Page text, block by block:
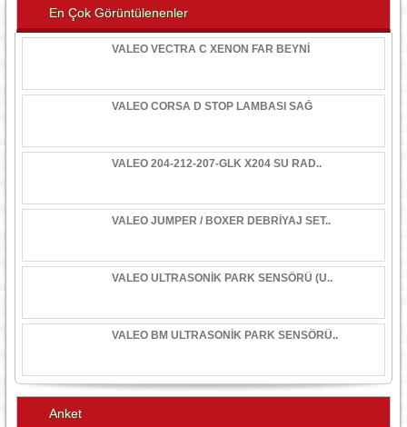
En Çok Görüntülenenler
VALEO VECTRA C XENON FAR BEYNİ
VALEO CORSA D STOP LAMBASI SAĞ
VALEO 204-212-207-GLK X204 SU RAD..
VALEO JUMPER / BOXER DEBRİYAJ SET..
VALEO ULTRASONİK PARK SENSÖRÜ (U..
VALEO BM ULTRASONİK PARK SENSÖRÜ..
Anket